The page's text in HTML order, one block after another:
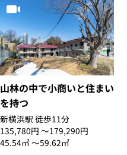
山林の中で小商いと住まい
を持つ
新横浜駅 徒歩11分
135,780円 〜179,290円
45.54㎡ 〜59.62㎡